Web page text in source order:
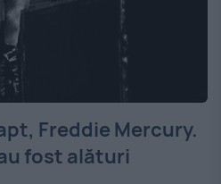
Freddie Mercury.
fost alături